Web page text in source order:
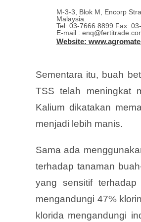
M-3-3, Blok M, Encorp
Malaysia.
Tel: 03-7666 8899 Fax:
E-mail :
Website:
Sementara itu, buah
TSS telah meningkat
Kalium dikatakan
menjadi lebih manis.
Sama ada
terhadap tanaman
yang sensitif
mengandungi 47%
klorida mengandungi